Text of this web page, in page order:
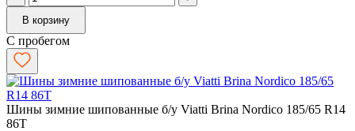
В корзину
С пробегом
Шины зимние шипованные б/у Viatti Brina Nordico 185/65 R14
86T